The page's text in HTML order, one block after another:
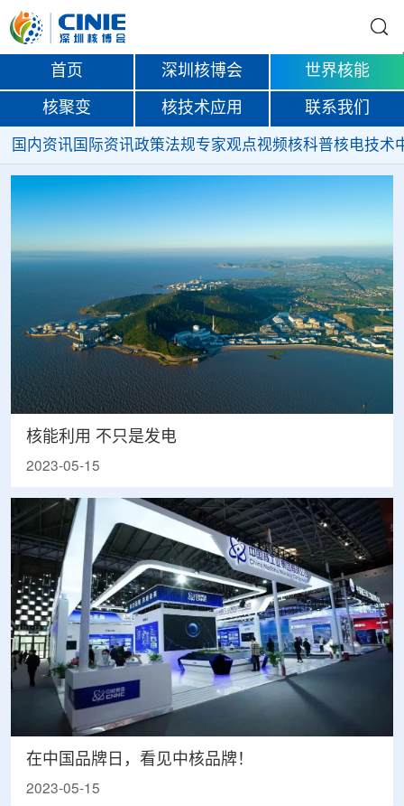
首页 深圳核博会 世界核能
核聚变 核技术应用 联系我们
国内资讯 国际资讯政策法规专家观点视频核科普核电技术
核能利用 不只是发电
2023-05-15
在中国品牌日，看见中核品牌！
2023-05-15